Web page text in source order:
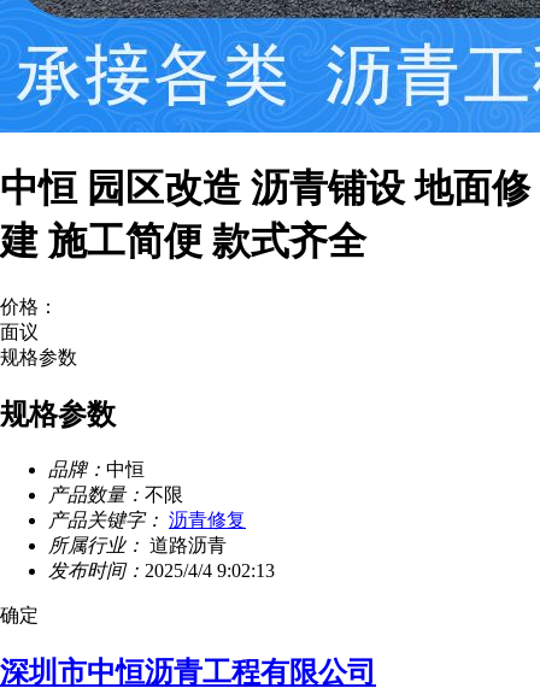
中恒 园区改造 沥青铺设 地面修
建 施工简便 款式齐全
价格：
面议
规格参数
规格参数
品牌： 中恒
产品数量： 不限
产品关键字： 沥青修复
所属行业： 道路沥青
发布时间： 2025/4/4 9:02:13
确定
深圳市中恒沥青工程有限公司